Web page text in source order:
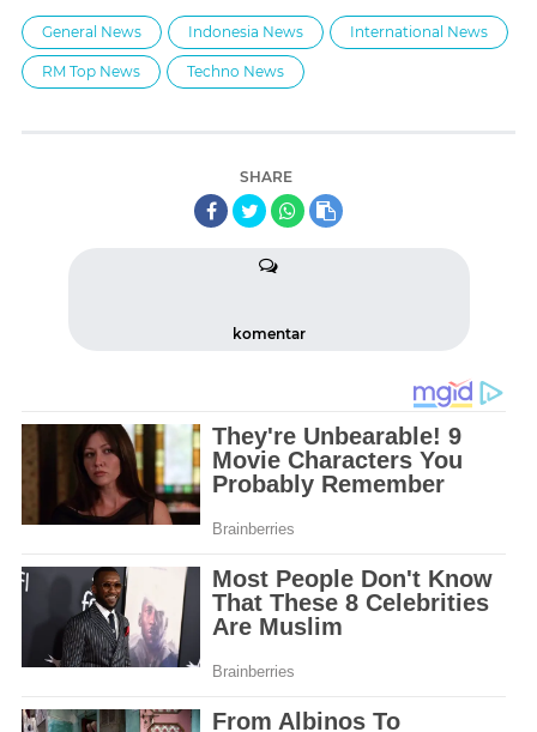
General News Indonesia News International News
RM Top News Techno News
SHARE
komentar